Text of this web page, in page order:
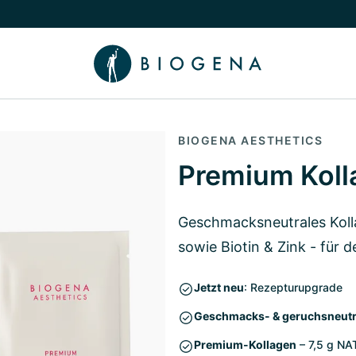
Wissen umschalten
BIOGENA AESTHETICS
Premium
Geschmacksneutrales
sowie Biotin & Zink - für
Jetzt neu: Rezepturupgrade
Geschmacks- &
Premium-Kollagen – 7,5 g